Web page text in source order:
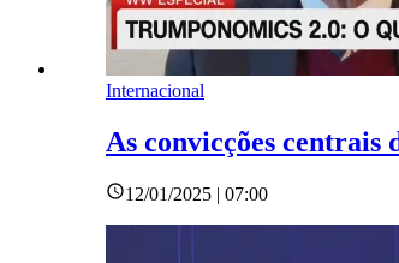
Internacional
As convicções
12/01/2025 | 07:00